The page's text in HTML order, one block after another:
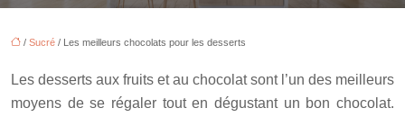
/ Sucré / Les meilleurs chocolats pour les desserts
Les desserts aux fruits et au chocolat sont l’un des meilleurs
moyens de se régaler tout en dégustant un bon chocolat.